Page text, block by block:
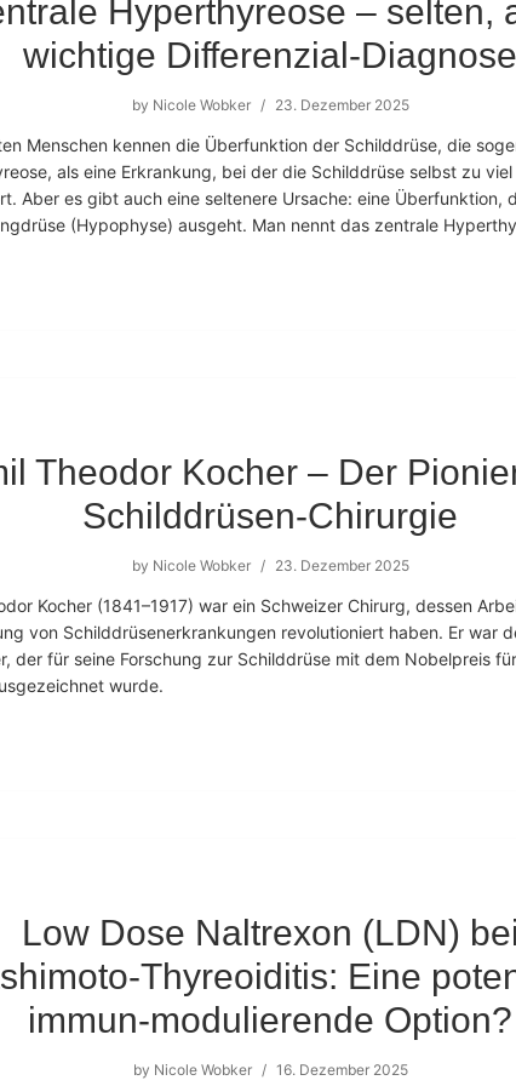
Hyperthyreose – selten,
wichtige Differenzial-Diagnose
by Nicole Wobker / 23. Dezember 2025
Menschen kennen die Überfunktion der Schilddrüse, die
als eine Erkrankung, bei der die Schilddrüse selbst zu viel
Aber es gibt auch eine seltenere Ursache: eine Überfunktion,
(Hypophyse) ausgeht. Man nennt das zentrale
Theodor Kocher – Der
Schilddrüsen-Chirurgie
by Nicole Wobker / 23. Dezember 2025
Kocher (1841–1917) war ein Schweizer Chirurg, dessen
von Schilddrüsenerkrankungen revolutioniert haben. Er war
der für seine Forschung zur Schilddrüse mit dem Nobelpreis
wurde.
Low Dose Naltrexon (LDN) bei
Thyreoiditis: Eine
immun-modulierende Option?
by Nicole Wobker / 16. Dezember 2025